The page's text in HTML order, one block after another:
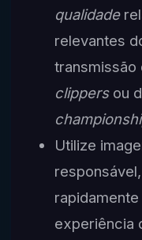
qualidade
relevantes
transmissão
clippersou
Utilize
experiência